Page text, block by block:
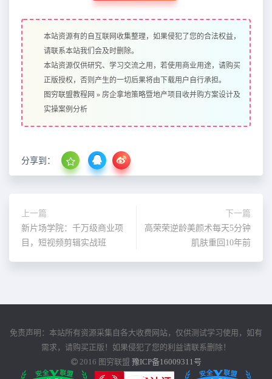
本站资源有的自互联网收集整理，如果侵犯了您的合法权益，
请联系本站我们会及时删除。
本站资源仅供研究、学习交流之用，若使用商业用途，请购买
正版授权，否则产生的一切后果将由下载用户自行承担。
图穷联盟教程网 » 房企拿地策略暨地产项目收并购方案设计及
实操案例分析
分享到：
上一篇
新片场学院：千万级商业项
目，短视频剪辑实战班
下一篇
高荣荣逆龄美颜术每天5分钟
肌肤重回10年前
免责声明：本站所有资源采集自各大收费网站，仅供测试学习使用，如有
需求，请购买正版！如果侵犯了您的利益请联系删除！
2016 图穷联盟 豫ICP备16009311号